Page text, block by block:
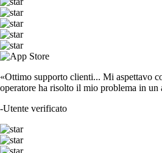
«Ottimo supporto clienti... Mi aspettavo
operatore ha risolto il mio problema in un
-Utente verificato